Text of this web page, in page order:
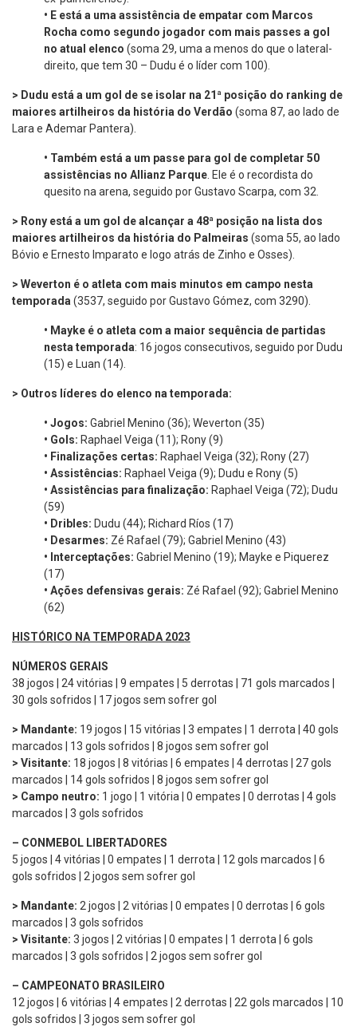
• E está a uma assistência de empatar com Marcos
Rocha como segundo jogador com mais passes a gol
no atual elenco (soma 29, uma a menos do que o lateral-
direito, que tem 30 – Dudu é o líder com 100).
> Dudu está a um gol de se isolar na 21ª posição do ranking de
maiores artilheiros da história do Verdão (soma 87, ao lado de
Lara e Ademar Pantera).
• Também está a um passe para gol de completar 50
assistências no Allianz Parque . Ele é o recordista do
quesito na arena, seguido por Gustavo Scarpa, com 32.
> Rony está a um gol de alcançar a 48ª posição na lista dos
maiores artilheiros da história do Palmeiras (soma 55, ao lado
Bóvio e Ernesto Imparato e logo atrás de Zinho e Osses).
> Weverton é o atleta com mais minutos em campo nesta
temporada (3537, seguido por Gustavo Gómez, com 3290).
• Mayke é o atleta com a maior sequência de partidas
nesta temporada: 16 jogos consecutivos, seguido por Dudu
(15) e Luan (14).
> Outros líderes do elenco na temporada:
• Jogos: Gabriel Menino (36); Weverton (35)
• Gols: Raphael Veiga (11); Rony (9)
• Finalizações certas: Raphael Veiga (32); Rony (27)
• Assistências: Raphael Veiga (9); Dudu e Rony (5)
• Assistências para finalização: Raphael Veiga (72); Dudu
(59)
• Dribles: Dudu (44); Richard Ríos (17)
• Desarmes: Zé Rafael (79); Gabriel Menino (43)
• Interceptações: Gabriel Menino (19); Mayke e Piquerez
(17)
• Ações defensivas gerais: Zé Rafael (92); Gabriel Menino
(62)
HISTÓRICO NA TEMPORADA 2023
NÚMEROS GERAIS
38 jogos | 24 vitórias | 9 empates | 5 derrotas | 71 gols marcados |
30 gols sofridos | 17 jogos sem sofrer gol
> Mandante: 19 jogos | 15 vitórias | 3 empates | 1 derrota | 40 gols
marcados | 13 gols sofridos | 8 jogos sem sofrer gol
> Visitante: 18 jogos | 8 vitórias | 6 empates | 4 derrotas | 27 gols
marcados | 14 gols sofridos | 8 jogos sem sofrer gol
> Campo neutro: 1 jogo | 1 vitória | 0 empates | 0 derrotas | 4 gols
marcados | 3 gols sofridos
– CONMEBOL LIBERTADORES
5 jogos | 4 vitórias | 0 empates | 1 derrota | 12 gols marcados | 6
gols sofridos | 2 jogos sem sofrer gol
> Mandante: 2 jogos | 2 vitórias | 0 empates | 0 derrotas | 6 gols
marcados | 3 gols sofridos
> Visitante: 3 jogos | 2 vitórias | 0 empates | 1 derrota | 6 gols
marcados | 3 gols sofridos | 2 jogos sem sofrer gol
– CAMPEONATO BRASILEIRO
12 jogos | 6 vitórias | 4 empates | 2 derrotas | 22 gols marcados | 10
gols sofridos | 3 jogos sem sofrer gol